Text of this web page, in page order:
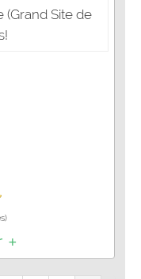
Site de